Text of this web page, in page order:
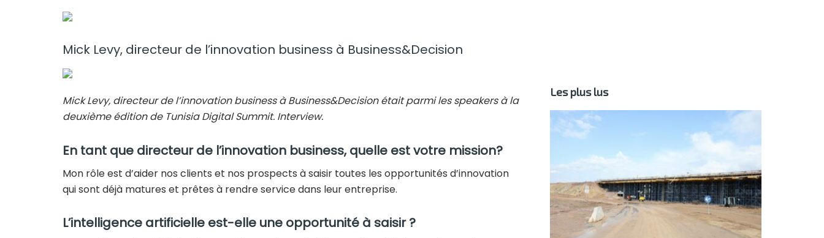
Mick Levy, directeur de l’innovation business à Business&Decision
Mick Levy, directeur de l’innovation business à Business&Decision était parmi les speakers à la
deuxième édition de Tunisia Digital Summit. Interview.
En tant que directeur de l’innovation business, quelle est votre mission?
Mon rôle est d’aider nos clients et nos prospects à saisir toutes les opportunités d’innovation
qui sont déjà matures et prêtes à rendre service dans leur entreprise.
L’intelligence artificielle est-elle une opportunité à saisir ?
Les plus lus